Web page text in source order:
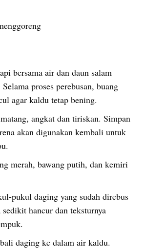
bersama air dan daun salam
proses perebusan, buang
agar kaldu tetap bening.
angkat dan tiriskan. Simpan
akan digunakan kembali untuk
merah, bawang putih, dan kemiri
pukul daging yang sudah direbus
sedikit hancur dan teksturnya
daging ke dalam air kaldu.